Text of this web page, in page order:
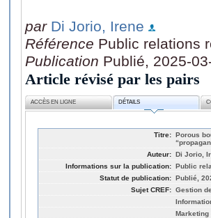
par Di Jorio, Irene
Référence Public relations
Publication Publié, 2025-
Article révisé par les pairs
ACCÈS EN LIGNE DÉTAILS
Titre: Porous
Auteur: Di Jorio,
Informations sur la publication: Public
Statut de publication: Publié,
Sujet CREF: Gestion
Marketing